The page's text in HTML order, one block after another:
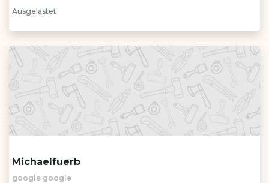
Ausgelastet
Michaelfuerb
google google